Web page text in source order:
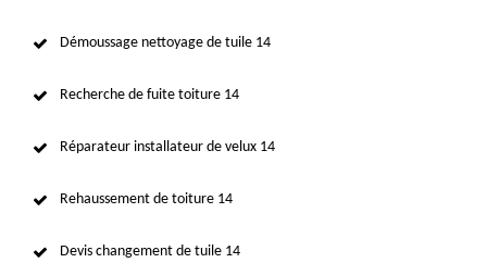
Démoussage nettoyage de tuile 14
Recherche de fuite toiture 14
Réparateur installateur de velux 14
Rehaussement de toiture 14
Devis changement de tuile 14